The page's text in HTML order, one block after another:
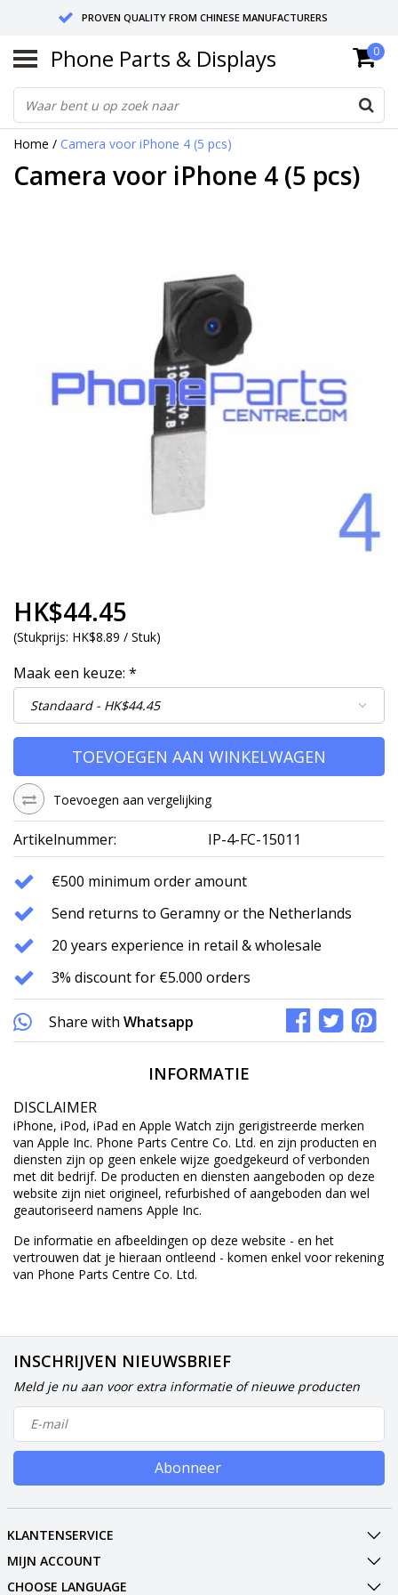
PROVEN QUALITY FROM CHINESE MANUFACTURERS
SEND RETURNS TO GERMANY OR NETHERLANDS
10 DAY SHIPPING
Phone Parts & Displays 0
Home / Camera voor iPhone 4 (5 pcs)
Camera voor iPhone 4 (5 pcs)
HK$44.45
(Stukprijs: HK$8.89 / Stuk)
Maak een keuze: *
TOEVOEGEN AAN WINKELWAGEN
Toevoegen aan vergelijking
Artikelnummer: IP-4-FC-15011
€500 minimum order amount
Send returns to Geramny or the Netherlands
20 years experience in retail & wholesale
3% discount for €5.000 orders
Share with Whatsapp
INFORMATIE
DISCLAIMER
iPhone, iPod, iPad en Apple Watch zijn gerigistreerde merken
van Apple Inc. Phone Parts Centre Co. Ltd. en zijn producten en
diensten zijn op geen enkele wijze goedgekeurd of verbonden
met dit bedrijf. De producten en diensten aangeboden op deze
website zijn niet origineel, refurbished of aangeboden dan wel
geautoriseerd namens Apple Inc.
De informatie en afbeeldingen op deze website - en het
vertrouwen dat je hieraan ontleend - komen enkel voor rekening
van Phone Parts Centre Co. Ltd.
INSCHRIJVEN NIEUWSBRIEF
Meld je nu aan voor extra informatie of nieuwe producten
Abonneer
KLANTENSERVICE
MIJN ACCOUNT
CHOOSE LANGUAGE